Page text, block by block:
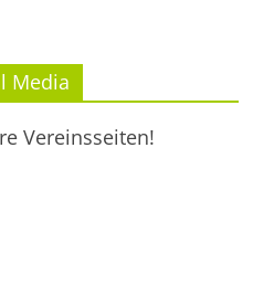
Media
Vereinsseiten!